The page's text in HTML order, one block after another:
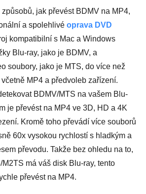
jak převést BDMV na MP4,
a spolehlivé oprava DVD
kompatibilní s Mac a Windows
Blu-ray, jako je BDMV, a
soubory, jako je MTS, do více než
MP4 a předvoleb zařízení.
BDMV/MTS na vašem Blu-
je převést na MP4 ve 3D, HD a 4K
Kromě toho převádí více souborů
60x vysokou rychlostí s hladkým a
převodu. Takže bez ohledu na to,
má váš disk Blu-ray, tento
převést na MP4.